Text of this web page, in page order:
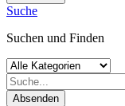
Suche
Suchen und Finden
Absenden